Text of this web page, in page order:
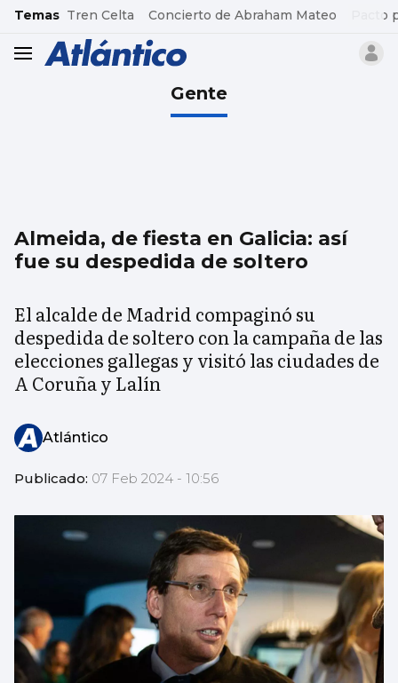
common.go-to-content
Temas Tren Celta Concierto de Abraham Mateo Pacto
header.menu.open
Gente
Almeida, de fiesta en Galicia: así
fue su despedida de soltero
El alcalde de Madrid compaginó su
despedida de soltero con la campaña de las
elecciones gallegas y visitó las ciudades de
A Coruña y Lalín
Atlántico
Publicado: 07 Feb 2024 - 10:56